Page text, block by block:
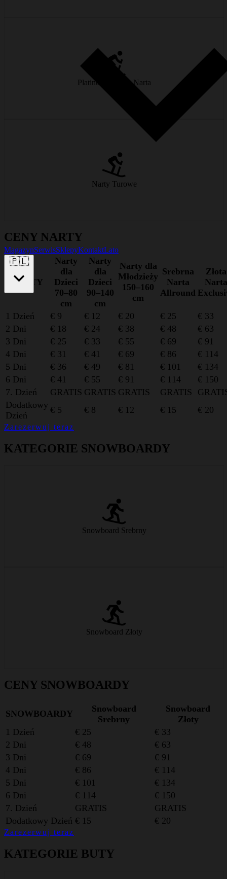
MagazynSerwisSklepyKontaktLato
🇵🇱
Platinum Deluxe Narta
Prędkość, prowadzenie, stabilność – spełnia wszystkie wymagania
sportowych narciarzy.
od € 39/dzień
Narty Turowe
Żaden szczyt nie jest za wysoki – nasze narty tourowe podejmą
od € 36/dzień
CENY NARTY
NARTY
Narty
dla
Dzieci
70–80
cm
Narty
dla
Dzieci
90–140
cm
Narty dla
Młodzieży
150–160
cm
Srebrna
Narta
Allround
Złota
Narta
1 Dzień € 9 € 12 € 20 € 25
€ 33
2 Dni
€ 18 € 24 € 38 € 48
€ 63
3 Dni
€ 25 € 33 € 55 € 69
€ 91
4 Dni
€ 31 € 41 € 69 € 86
€ 114
5 Dni
€ 36 € 49 € 81 € 101
€ 134
6 Dni
€ 41 € 55 € 91 € 114
€ 150
7. Dzień
GRATIS GRATIS GRATIS GRATIS
Dodatkowy
Dzień
€ 5 € 8 € 12 € 15 € 20
Zarezerwuj teraz
KATEGORIE SNOWBOARDY
Snowboard Srebrny
Nasze standardowe snowboardy oferują początkującym bezpieczną
od € 25/dzień
Snowboard Złoty
Twardy drewniany rdzeń, konstrukcja rocker/camber, twardsze
krawędzie – deska do zabawy na każdym zboczu!
od € 33/dzień
CENY SNOWBOARDY
SNOWBOARDY
Snowboard
Srebrny
Snowboard
Złoty
1 Dzień
€ 25
€ 33
2 Dni
€ 48
€ 63
3 Dni
€ 69
€ 91
4 Dni
€ 86
€ 114
5 Dni
€ 101
€ 134
6 Dni
€ 114
€ 150
7. Dzień
GRATIS
GRATIS
Dodatkowy Dzień € 15 € 20
Zarezerwuj teraz
KATEGORIE BUTY